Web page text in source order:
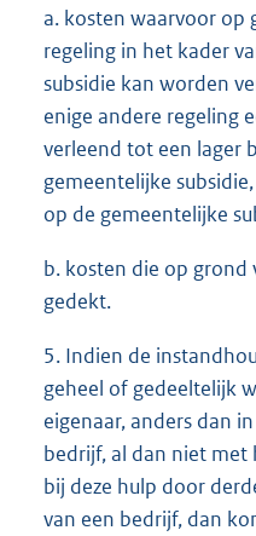
a. kosten waarvoor op
regeling in het kader
subsidie kan worden
enige andere regeling
verleend tot een lager
gemeentelijke
op de gemeentelijke
b. kosten die op grond
gedekt.
5. Indien de
geheel of gedeeltelijk
eigenaar, anders dan
bedrijf, al dan niet met
bij deze hulp door
van een bedrijf, dan